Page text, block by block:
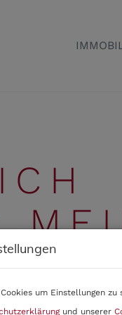
um Einstellungen
und unserer